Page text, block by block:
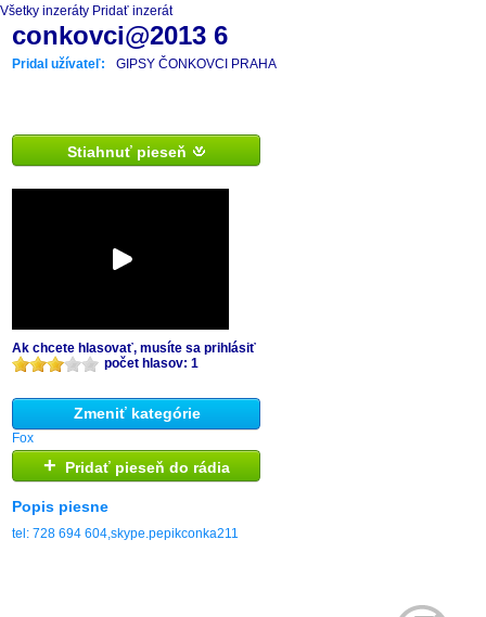
Všetky inzeráty Pridať inzerát
conkovci@2013 6
Pridal užívateľ: GIPSY ČONKOVCI PRAHA
Stiahnuť pieseň
Ak chcete hlasovať, musíte sa prihlásiť
počet hlasov: 1
Zmeniť kategórie
Fox
+ Pridať pieseň do rádia
Popis piesne
tel: 728 694 604,skype.pepikconka211